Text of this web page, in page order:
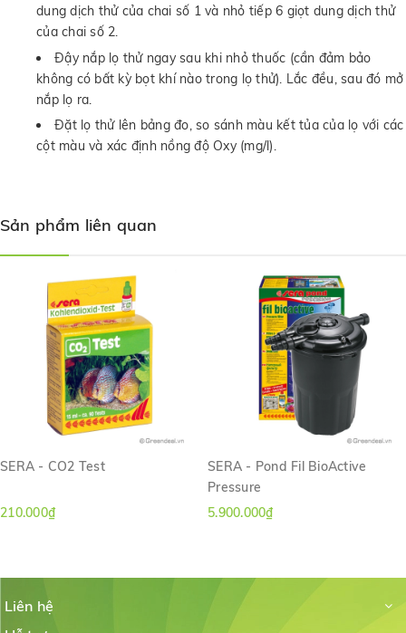
dung dịch thử của chai số 1 và nhỏ tiếp 6 giọt dung dịch thử
của chai số 2.
Đậy nắp lọ thử ngay sau khi nhỏ thuốc (cần đảm bảo
không có bất kỳ bọt khí nào trong lọ thử). Lắc đều, sau đó mở
nắp lọ ra.
Đặt lọ thử lên bảng đo, so sánh màu kết tủa của lọ với các
cột màu và xác định nồng độ Oxy (mg/l).
Sản phẩm liên quan
SERA - CO2 Test
210.000₫
SERA - Pond Fil BioActive
Pressure
5.900.000₫
Liên hệ